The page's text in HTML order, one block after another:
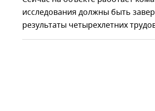
исследования должны быть
результаты четырехлетних